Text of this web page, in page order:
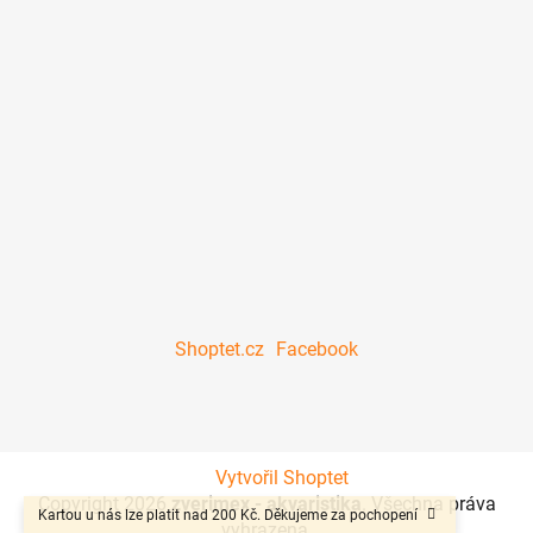
Kartou u nás lze platit nad 200 Kč. Děkujeme za pochopení
Shoptet.cz Facebook
Vytvořil Shoptet
Copyright 2026zverimex - akvaristika. Všechna práva